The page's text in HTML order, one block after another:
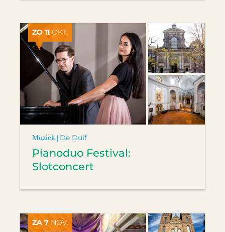
ZO 11 OKT.
Muziek | De Duif
Pianoduo Festival:
Slotconcert
ZA 7 NOV.